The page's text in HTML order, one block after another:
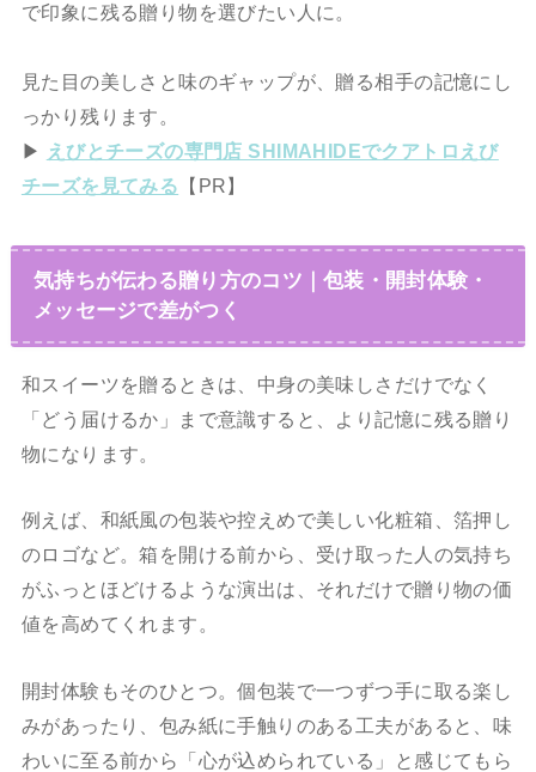
で印象に残る贈り物を選びたい人に。
見た目の美しさと味のギャップが、贈る相手の記憶にし
っかり残ります。
▶
えびとチーズの専門店 SHIMAHIDEでクアトロえび
チーズを見てみる 【PR】
気持ちが伝わる贈り方のコツ｜包装・開封体験・
メッセージで差がつく
和スイーツを贈るときは、中身の美味しさだけでなく
「どう届けるか」まで意識すると、より記憶に残る贈り
物になります。
例えば、和紙風の包装や控えめで美しい化粧箱、箔押し
のロゴなど。箱を開ける前から、受け取った人の気持ち
がふっとほどけるような演出は、それだけで贈り物の価
値を高めてくれます。
開封体験もそのひとつ。個包装で一つずつ手に取る楽し
みがあったり、包み紙に手触りのある工夫があると、味
わいに至る前から「心が込められている」と感じてもら